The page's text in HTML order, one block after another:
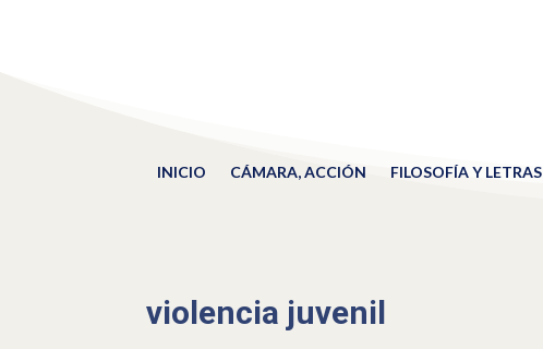
INICIO CÁMARA, ACCIÓN FILOSOFÍA Y LETRAS
violencia juvenil